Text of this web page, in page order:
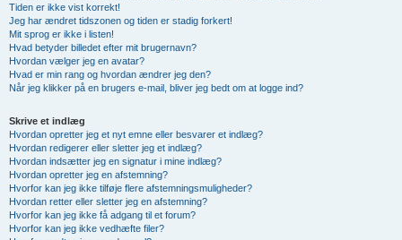
Tiden er ikke vist korrekt!
Jeg har ændret tidszonen og tiden er stadig forkert!
Mit sprog er ikke i listen!
Hvad betyder billedet efter mit brugernavn?
Hvordan vælger jeg en avatar?
Hvad er min rang og hvordan ændrer jeg den?
Når jeg klikker på en brugers e-mail, bliver jeg bedt om at logge ind?
Skrive et indlæg
Hvordan opretter jeg et nyt emne eller besvarer et indlæg?
Hvordan redigerer eller sletter jeg et indlæg?
Hvordan indsætter jeg en signatur i mine indlæg?
Hvordan opretter jeg en afstemning?
Hvorfor kan jeg ikke tilføje flere afstemningsmuligheder?
Hvordan retter eller sletter jeg en afstemning?
Hvorfor kan jeg ikke få adgang til et forum?
Hvorfor kan jeg ikke vedhæfte filer?